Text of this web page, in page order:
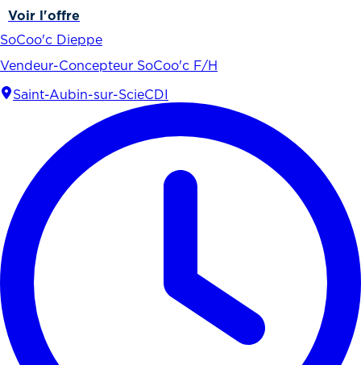
Voir l'offre
SoCoo'c Dieppe
Vendeur-Concepteur SoCoo'c F/H
Saint-Aubin-sur-ScieCDI